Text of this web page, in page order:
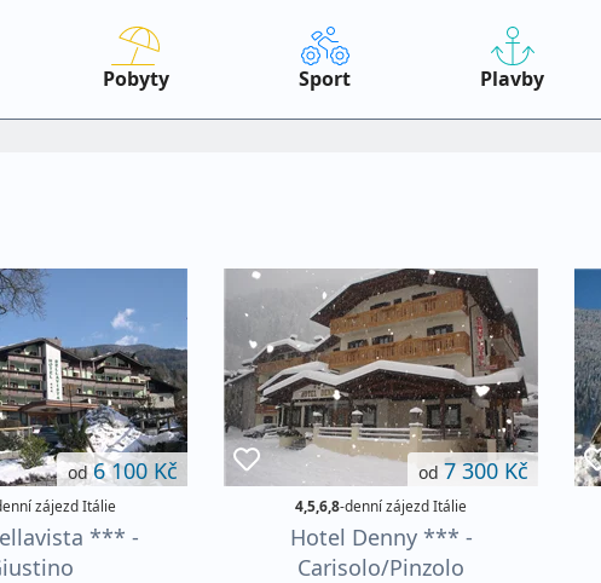
Pobyty Sport Plavby
od6 100 Kč
zájezd Itálie
*** -
od 7 300 Kč
4,5,6,8-denní zájezd Itálie
Hotel Denny *** -
Carisolo/Pinzolo